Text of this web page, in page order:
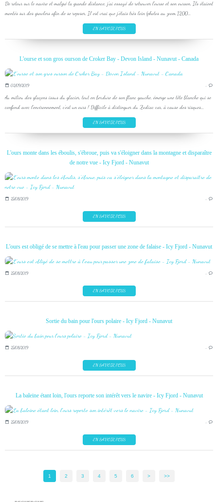
De retour sur le navire et malgré la grande distance, j'ai essayé de retrouver l'ourse et son ourson. Ils étaient
montés sur des growlers afin de se reposer. Il est vrai que j'étais très loin (photos au zoom 1200...
EN SAVOIR PLUS
L'ourse et son gros ourson de Croker Bay - Devon Island - Nunavut - Canada
02/09/2019 …
Au milieu des glaçons issus du glacier, tout en bordure de son flanc gauche, émerge une tête blanche qui se
confond avec l'environnement, c'est un ours ! Difficile à distinguer du Zodiac car, à cause des risques...
EN SAVOIR PLUS
L'ours monte dans les éboulis, s'ébroue, puis va s'éloigner dans la montagne et disparaître
de notre vue - Icy Fjord - Nunavut
25/08/2019 …
EN SAVOIR PLUS
L'ours est obligé de se mettre à l'eau pour passer une zone de falaise - Icy Fjord - Nunavut
25/08/2019 …
EN SAVOIR PLUS
Sortie du bain pour l'ours polaire - Icy Fjord - Nunavut
25/08/2019 …
EN SAVOIR PLUS
La baleine étant loin, l'ours reporte son intérêt vers le navire - Icy Fjord - Nunavut
25/08/2019 …
EN SAVOIR PLUS
1 2 3 4 5 6 > >>